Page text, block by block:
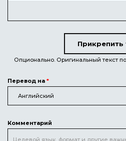
Прикрепить
Текст для перевода
Опционально. Оригинальный текст
Перевод на *
Английский
Комментарий